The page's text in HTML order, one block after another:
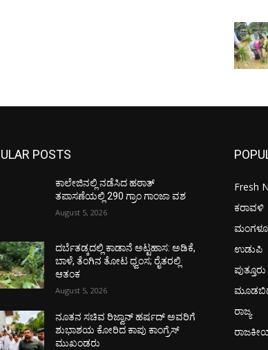
POSTS
ಕಾಲೇಜಿನಲ್ಲಿ ನಡೆಸಿದ ಹಠಾತ್
ತಪಾಸಣೆಯಲ್ಲಿ 290 ಗ್ರಾಂ ಗಾಂಜಾ ವಶ
August 5, 2026
ದರ್ಬೆತಡ್ಕದಲ್ಲಿ ಕಾಡಾನೆ ಅಟ್ಟಹಾಸ: ಅಡಿಕೆ,
ಬಾಳೆ, ತೆಂಗಿನ ತೋಟ ಧ್ವಂಸ; ರೈತರಲ್ಲಿ
ಆತಂಕ
August 5, 2026
ನೂತನ ಸಚಿವ ರಿಜ್ವಾನ್ ಹರ್ಷದ್ ಅವರಿಗೆ
ಶುಭಾಶಯ ಕೋರಿದ ಕಾಪು ಕಾಂಗ್ರೆಸ್
ಮುಖಂಡರು
Fresh
ಕರಾವಳಿ
ಉಡುಪಿ
ಪುತ್ತೂರು
ರಾಜ್ಯ